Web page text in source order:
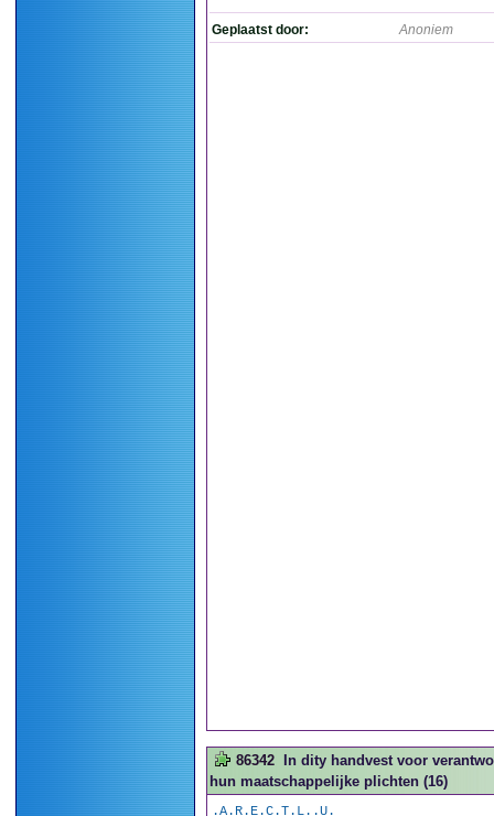
Geplaatst door: Anoniem
86342
In dity handvest voor
hun maatschappelijke plichten (16)
.A.R.E.C.T.L..U.